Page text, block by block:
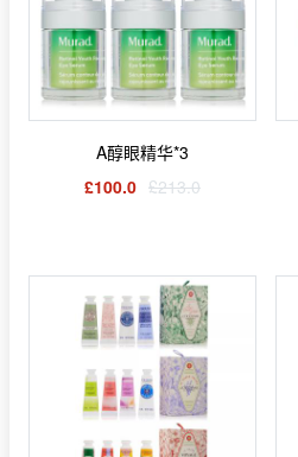
A醇眼精华*3
£100.0 £213.0